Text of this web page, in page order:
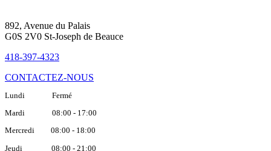
892, Avenue du Palais
G0S 2V0 St-Joseph de Beauce
418-397-4323
CONTACTEZ-NOUS
Lundi Fermé
Mardi 08:00 - 17:00
Mercredi 08:00 - 18:00
Jeudi 08:00 - 21:00